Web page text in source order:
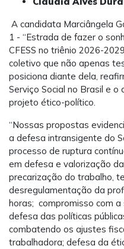
A candidata Marciângela
1 - “Estrada de fazer o
CFESS no triênio 2026-
coletivo que não apenas
posiciona diante dela,
Serviço Social no Brasil e o
projeto ético-político.
“Nossas propostas
a defesa intransigente do
processo de ruptura
em defesa e valorização
precarização do trabalho,
desregulamentação da
horas; compromisso com
defesa das políticas
combatendo os ajustes
trabalhadora; defesa da